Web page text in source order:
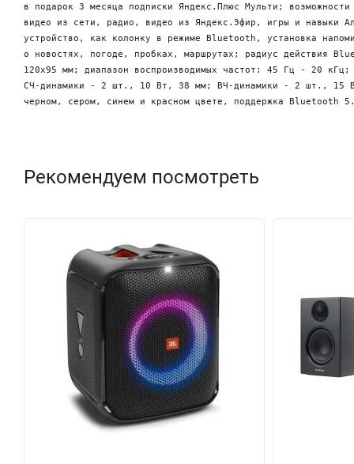
в подарок 3 месяца подписки Яндекс.Плюс Мульти;
видео из сети, радио, видео из Яндекс.Эфир, игры и навыки
устройство, как колонку в режиме Bluetooth, установка
о новостях, погоде, пробках, маршрутах; радиус действия
120х95 мм; диапазон воспроизводимых частот: 45 Гц - 20
СЧ-динамики - 2 шт., 10 Вт, 38 мм; ВЧ-динамики - 2 шт., 15
Рекомендуем посмотреть